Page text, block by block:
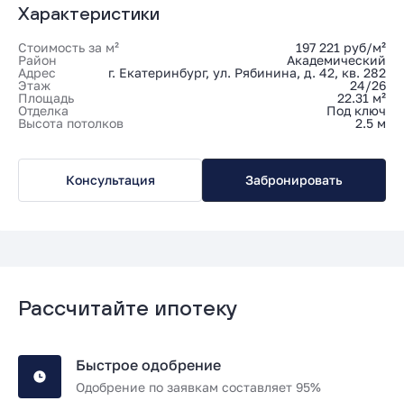
Характеристики
Стоимость за м²
197 221 руб/м²
Район
Академический
Адрес
г. Екатеринбург, ул. Рябинина, д. 42, кв. 282
Этаж
24/26
Площадь
22.31 м²
Отделка
Под ключ
Высота потолков
2.5 м
Консультация Забронировать
Рассчитайте ипотеку
Быстрое одобрение
Одобрение по заявкам составляет 95%